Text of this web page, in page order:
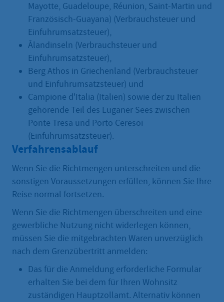
Mayotte, Guadeloupe, Réunion, Saint-Martin und
Französisch-Guayana) (Verbrauchsteuer und
Einfuhrumsatzsteuer),
Ålandinseln (Verbrauchsteuer und
Einfuhrumsatzsteuer),
Berg Athos in Griechenland (Verbrauchsteuer
und Einfuhrumsatzsteuer) und
Campione d'Italia (Italien) sowie der zu Italien
gehörende Teil des Luganer Sees zwischen
Ponte Tresa und Porto Ceresoi
(Einfuhrumsatzsteuer).
Verfahrensablauf
Wenn Sie die Richtmengen unterschreiten und die
sonstigen Voraussetzungen erfüllen, können Sie Ihre
Reise normal fortsetzen.
Wenn Sie die Richtmengen überschreiten und eine
gewerbliche Nutzung nicht widerlegen können,
müssen Sie die mitgebrachten Waren unverzüglich
nach dem Grenzübertritt anmelden:
Das für die Anmeldung erforderliche Formular
erhalten Sie bei dem für Ihren Wohnsitz
zuständigen Hauptzollamt. Alternativ können